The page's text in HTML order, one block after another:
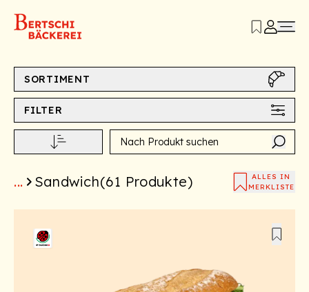
SORTIMENT
FILTER
... Sandwich(61 Produkte)
ALLES IN
MERKLISTE